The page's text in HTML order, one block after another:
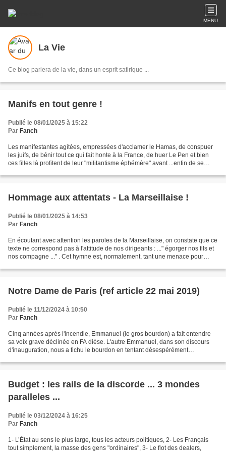
MENU
La Vie
Ce blog parlera de la vie, dans un esprit satirique ...
Manifs en tout genre !
Publié le 08/01/2025 à 15:22
Par Fanch
Les manifestantes agitées, empressées d'acclamer le Hamas, de conspuer
les juifs, de bénir tout ce qui fait honte à la France, de huer Le Pen et bien
ces filles là profitent de leur "militantisme éphémère" avant ...enfin de se
Hommage aux attentats - La Marseillaise !
Publié le 08/01/2025 à 14:53
Par Fanch
En écoutant avec attention les paroles de la Marseillaise, on constate que ce
texte ne correspond pas à l'attitude de nos dirigeants : ..." égorger nos fils et
nos compagne ..." . Cet hymne est, normalement, tant une menace pour
Notre Dame de Paris (ref article 22 mai 2019)
Publié le 11/12/2024 à 10:50
Par Fanch
Cinq années après l'incendie, Emmanuel (le gros bourdon) a fait entendre
sa voix grave déclinée en FA dièse. L'autre Emmanuel, dans son discours
d'inauguration, nous a fichu le bourdon en tentant désespérément
Budget : les rails de la discorde ... 3 mondes
paralleles ...
Publié le 03/12/2024 à 16:25
Par Fanch
1- L’État au sens le plus large, tous les acteurs politiques, 2- Les Français
tout simplement, la masse des gens "ordinaires", 3- Le flot des dealers,